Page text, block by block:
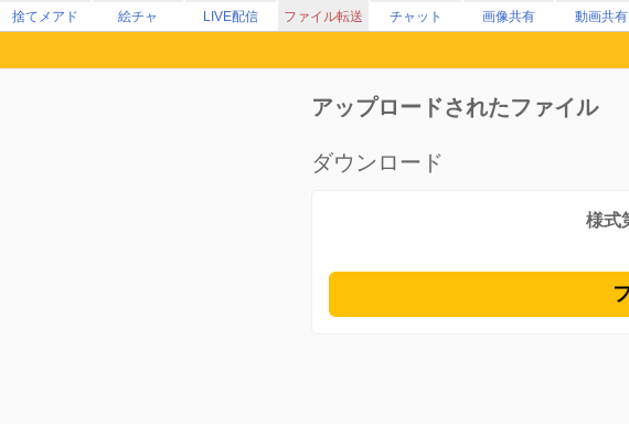
捨てメアド 絵チャ LIVE配信 ファイル転送 チャット 画像共有 動画共有
アップロードされたファイル
ダウンロード
様式